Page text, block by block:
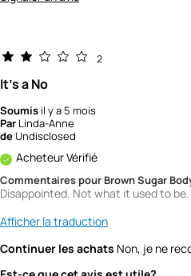
2
It's a No
Soumis il y a 5 mois
Par Linda-Anne
deUndisclosed
Acheteur Vérifié
Commentaires pour Brown Sugar
Disappointed. Not what it used to be.
Afficher la traduction
Continuer les achats Non, je ne